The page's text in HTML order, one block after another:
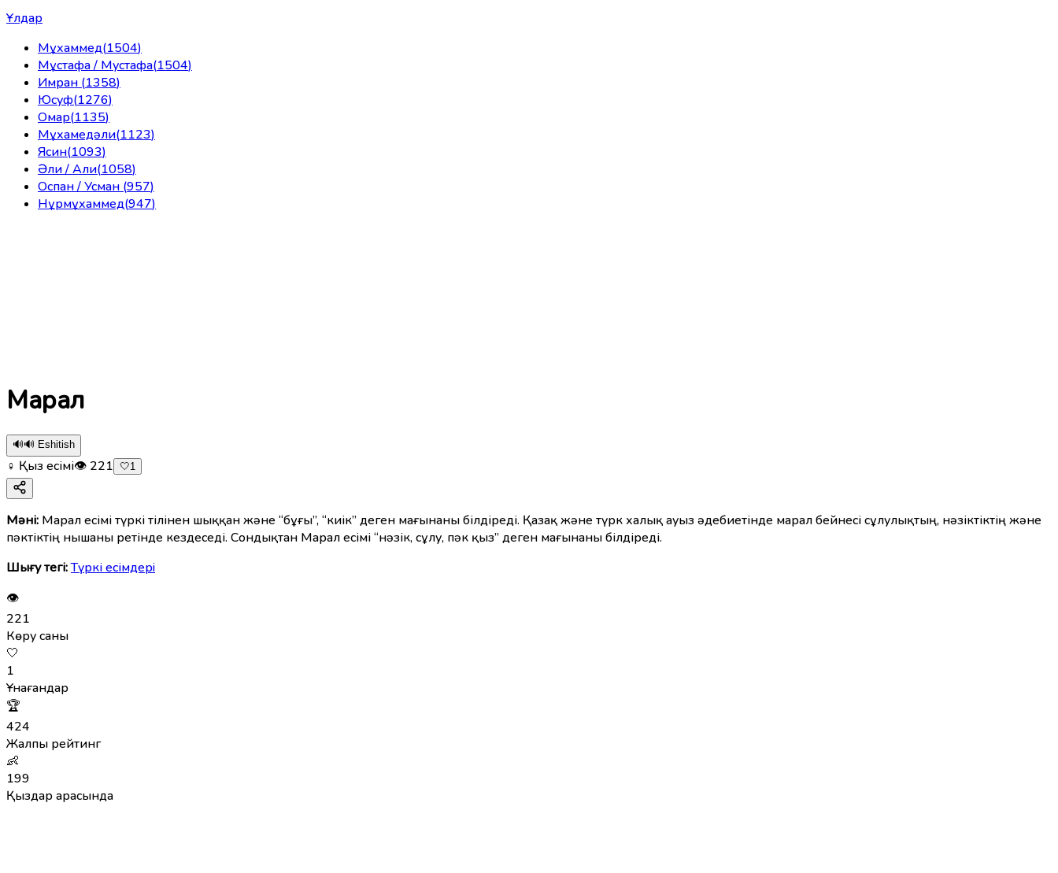
Ұлдар
Мұхаммед(1504)
Мұстафа / Мустафа(1504)
Имран (1358)
Юсуф(1276)
Омар(1135)
Мұхамедәли(1123)
Ясин(1093)
Әли / Али(1058)
Оспан / Усман (957)
Нұрмұхаммед(947)
Марал
🔊🔊 Eshitish
♀ Қыз есімі👁 221 🤍1
Мәні: Марал есімі түркі тілінен шыққан және “бұғы”, “киік” деген мағынаны білдіреді. Қазақ және түрк халық ауыз әдебиетінде марал бейнесі сұлулықтың, нәзіктіктің және
пәктіктің нышаны ретінде кездеседі. Сондықтан Марал есімі “нәзік, сұлу, пәк қыз” деген мағынаны білдіреді.
Шығу тегі:Түркі есімдерi
👁
221
Көру саны
🤍
1
Ұнағандар
🏆
424
Жалпы рейтинг
👶
199
Қыздар арасында